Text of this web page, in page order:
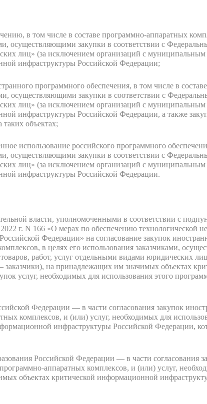
в том числе в составе программно-аппаратных
осуществляющими закупки в соответствии с
лиц» (за исключением организаций с
инфраструктуры Российской Федерации;
программного обеспечения, в том числе в
осуществляющими закупки в соответствии с
лиц» (за исключением организаций с
инфраструктуры Российской Федерации, а также
объектах;
использование российского программного
осуществляющими закупки в соответствии с
лиц» (за исключением организаций с
инфраструктуры Российской Федерации.
власти, уполномоченными в соответствии с
г. N 166 «О мерах по обеспечению технологической
Федерации» на согласование закупок
в целях его использования заказчиками,
работ, услуг отдельными видами юридических
на принадлежащих им значимых объектах
услуг, необходимых для использования этого
Федерации — в части согласования закупок
комплексов, и (или) услуг, необходимых для
инфраструктуры Российской Федерации,
Российской Федерации — в части согласования
аппаратных комплексов, и (или) услуг,
объектах критической информационной